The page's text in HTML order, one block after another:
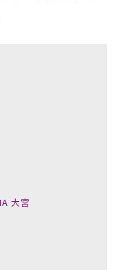
大宮